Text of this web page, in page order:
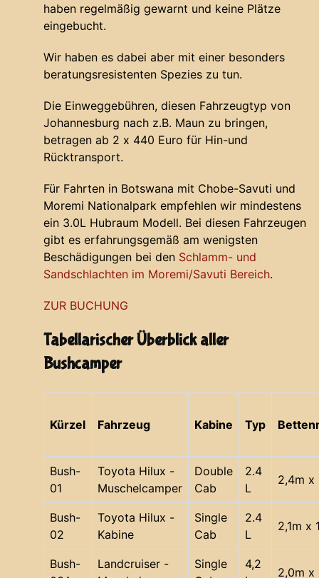
haben regelmäßig gewarnt und keine Plätze
eingebucht.
Wir haben es dabei aber mit einer besonders
beratungsresistenten Spezies zu tun.
Die Einweggebühren, diesen Fahrzeugtyp von
Johannesburg nach z.B. Maun zu bringen,
betragen ab 2 x 440 Euro für Hin-und
Rücktransport.
Für Fahrten in Botswana mit Chobe-Savuti und
Moremi Nationalpark empfehlen wir mindestens
ein 3.0L Hubraum Modell. Bei diesen Fahrzeugen
gibt es erfahrungsgemäß am wenigsten
Beschädigungen bei den Schlamm- und
Sandschlachten im Moremi/Savuti Bereich.
ZUR BUCHUNG
Tabellarischer Überblick aller
Bushcamper
Kürzel Fahrzeug Kabine Typ
Bush-
01
Toyota Hilux -
Muschelcamper
Double
Cab
2.4
L
2,4m x
Bush-
02
Toyota Hilux -
Kabine
Single
Cab
2.4
L
2,1m x
Bush-
Landcruiser -
Single
4,2
2,0m x